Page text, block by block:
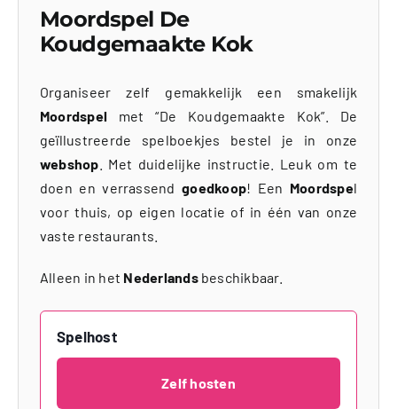
Moordspel De
Koudgemaakte Kok
Organiseer zelf gemakkelijk een smakelijk
Moordspel met “De Koudgemaakte Kok”. De
geïllustreerde spelboekjes bestel je in onze
webshop . Met duidelijke instructie. Leuk om te
doen en verrassendgoedkoop! Een Moordspel
voor thuis, op eigen locatie of in één van onze
vaste restaurants.
Alleen in het Nederlandsbeschikbaar.
Spelhost
Zelf hosten